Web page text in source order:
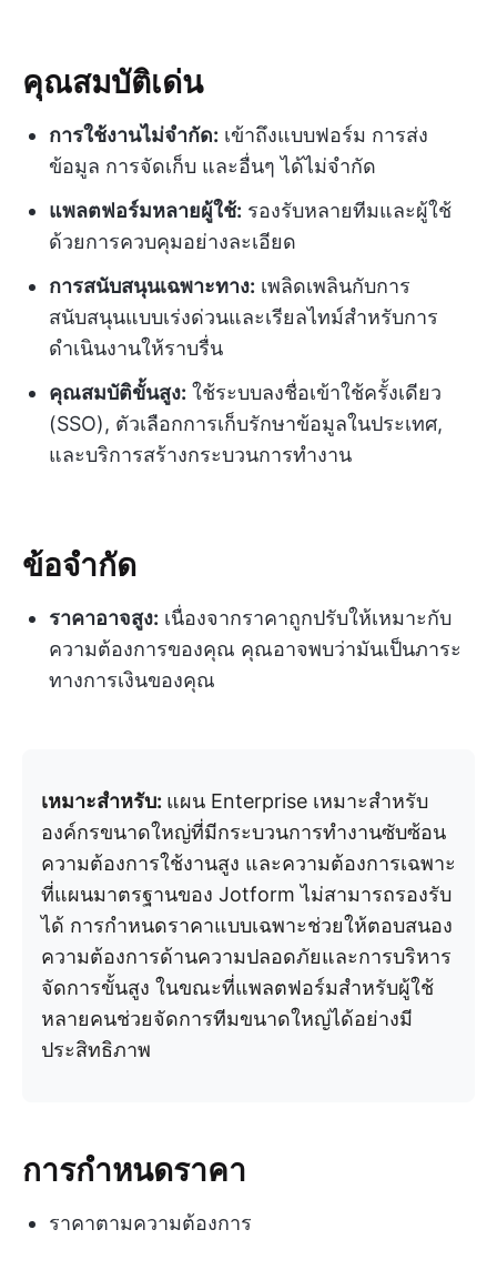
คุณสมบัติเด่น
การใช้งานไม่จำกัด: เข้าถึงแบบฟอร์ม การส่ง
ข้อมูล การจัดเก็บ และอื่นๆ ได้ไม่จำกัด
แพลตฟอร์มหลายผู้ใช้: รองรับหลายทีมและผู้ใช้
ด้วยการควบคุมอย่างละเอียด
การสนับสนุนเฉพาะทาง: เพลิดเพลินกับการ
สนับสนุนแบบเร่งด่วนและเรียลไทม์สำหรับการ
ดำเนินงานให้ราบรื่น
คุณสมบัติขั้นสูง: ใช้ระบบลงชื่อเข้าใช้ครั้งเดียว
(SSO), ตัวเลือกการเก็บรักษาข้อมูลในประเทศ,
และบริการสร้างกระบวนการทำงาน
ข้อจำกัด
ราคาอาจสูง: เนื่องจากราคาถูกปรับให้เหมาะกับ
ความต้องการของคุณ คุณอาจพบว่ามันเป็นภาระ
ทางการเงินของคุณ
เหมาะสำหรับ: แผน Enterprise เหมาะสำหรับ
องค์กรขนาดใหญ่ที่มีกระบวนการทำงานซับซ้อน
ความต้องการใช้งานสูง และความต้องการเฉพาะ
ที่แผนมาตรฐานของ Jotform ไม่สามารถรองรับ
ได้ การกำหนดราคาแบบเฉพาะช่วยให้ตอบสนอง
ความต้องการด้านความปลอดภัยและการบริหาร
จัดการขั้นสูง ในขณะที่แพลตฟอร์มสำหรับผู้ใช้
หลายคนช่วยจัดการทีมขนาดใหญ่ได้อย่างมี
ประสิทธิภาพ
การกำหนดราคา
ราคาตามความต้องการ